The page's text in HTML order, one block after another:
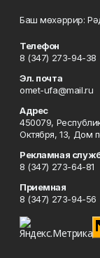
Баш мөхәррир:
Телефон
8 (347) 273-94-38
Эл. почта
omet-ufa@mail.ru
Адрес
450079,
Октября, 13, Дом
Рекламная
8 (347) 273-64-81
Приемная
8 (347) 273-94-56